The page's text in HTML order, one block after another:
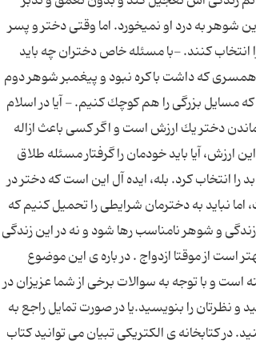
شوهر به درد او نمیخورد. اما وقتی دختر و پسر
انتخاب كنند. -با مسئله خاص دختران چه باید
كه داشت باكره نبود و پیغمبر شوهر دوم
بزرگی را هم كوچك كنیم. - آیا در اسلام
دختر یك ارزش است و اگر كسی باعث ازاله
آیا باید خودمان را گرفتار مسئله طلاق
انتخاب كرد. بله، ایده آل این است كه دختر در
نباید به دخترمان شرایطی را تحمیل كنیم كه
و شوهر نامناسب رها شود و نه در این زندگی
است از موقتا ازدواج . در باره ی این موضوع
و با توجه به سوالات برخی از شما عزیزان در
نظرتان را بنویسید.یا در صورت تمایل راجع به
در کتابخانه ی الکتریکی تبیان می توانید کتاب